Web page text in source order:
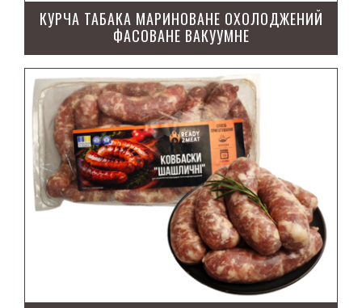
КУРЧА ТАБАКА МАРИНОВАНЕ ОХОЛОДЖЕНИЙ
ФАСОВАНЕ ВАКУУМНЕ